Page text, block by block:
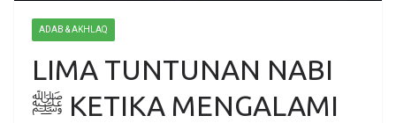
ADAB & AKHLAQ
LIMA TUNTUNAN NABI
ﷺ KETIKA MENGALAMI